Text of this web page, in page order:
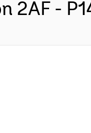
2AF -